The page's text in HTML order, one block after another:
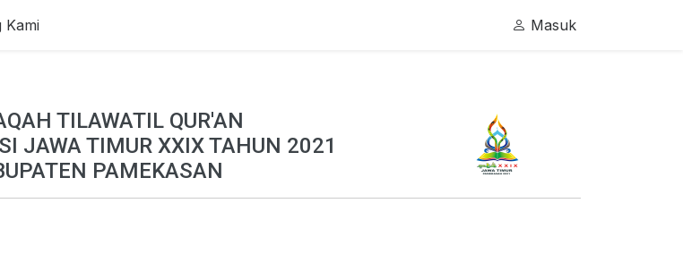
Kami Masuk
TILAWATIL QUR'AN
JAWA TIMUR XXIX TAHUN 2021
PAMEKASAN